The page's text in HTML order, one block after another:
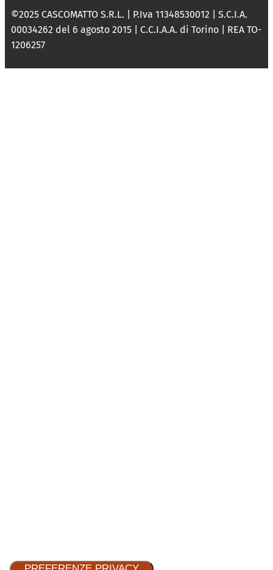
©2025 CASCOMATTO S.R.L. | P.Iva 11348530012 | S.C.I.A.
00034262 del 6 agosto 2015 | C.C.I.A.A. di Torino | REA TO-
1206257